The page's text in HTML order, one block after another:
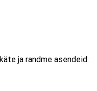
ja randme asendeid: